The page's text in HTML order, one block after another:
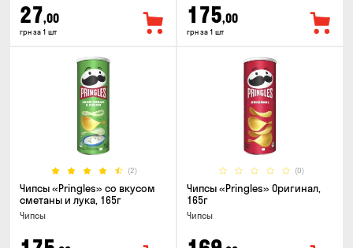
27,00
грн за 1 шт
175,00
грн за 1 шт
(2)
Чипсы «Pringles» со вкусом
сметаны и лука, 165г
Чипсы
(0)
Чипсы «Pringles» Оригинал,
165г
Чипсы